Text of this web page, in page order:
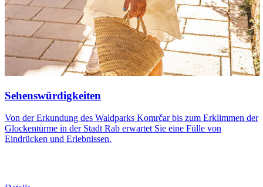
Sehenswürdigkeiten
Von der Erkundung des Waldparks Komrčar bis zum Erklimmen der
Glockentürme in der Stadt Rab erwartet Sie eine Fülle von
Eindrücken und Erlebnissen.